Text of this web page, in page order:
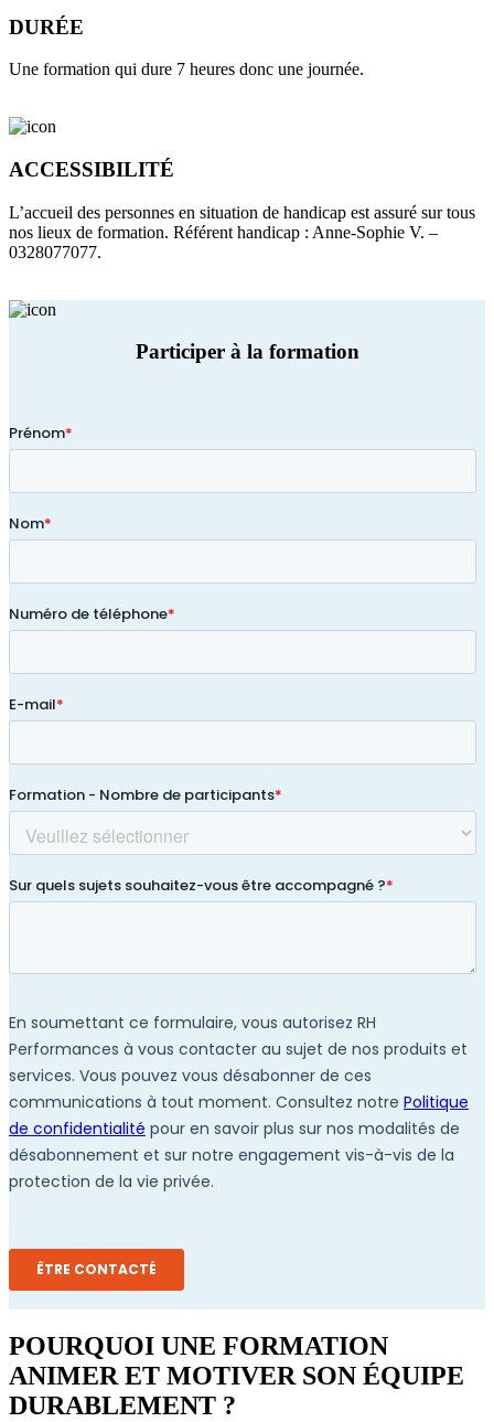
DURÉE
Une formation qui dure 7 heures donc une journée.
ACCESSIBILITÉ
L’accueil des personnes en situation de handicap est assuré sur tous
nos lieux de formation. Référent handicap : Anne-Sophie V. –
0328077077.
Participer à la formation
POURQUOI UNE FORMATION
ANIMER ET MOTIVER SON ÉQUIPE
DURABLEMENT ?